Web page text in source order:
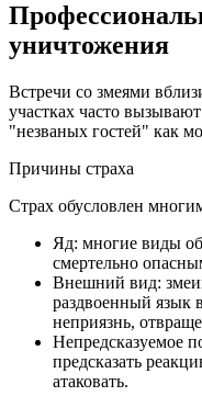
уничтожения
Встречи со змеями
участках часто
"незваных гостей" как
Причины страха
Страх обусловлен
Яд: многие виды
смертельно
Внешний вид:
раздвоенный язык
неприязнь,
Непредсказуемое
предсказать
атаковать.